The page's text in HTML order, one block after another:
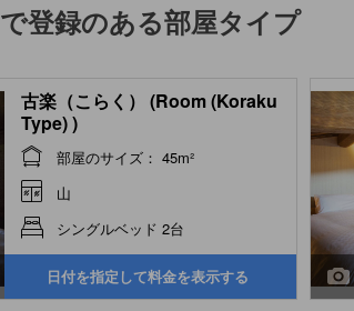
で登録のある部屋タイプ
古楽（こらく） (Room (Koraku
Type) )
部屋のサイズ： 45m²
山
シングルベッド 2台
日付を指定して料金を表示する